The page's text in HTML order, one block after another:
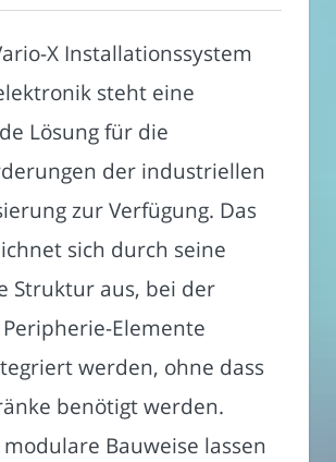
X Installationssystem
steht eine
Lösung für die
der industriellen
zur Verfügung. Das
sich durch seine
Struktur aus, bei der
Elemente
werden, ohne dass
benötigt werden.
Bauweise lassen